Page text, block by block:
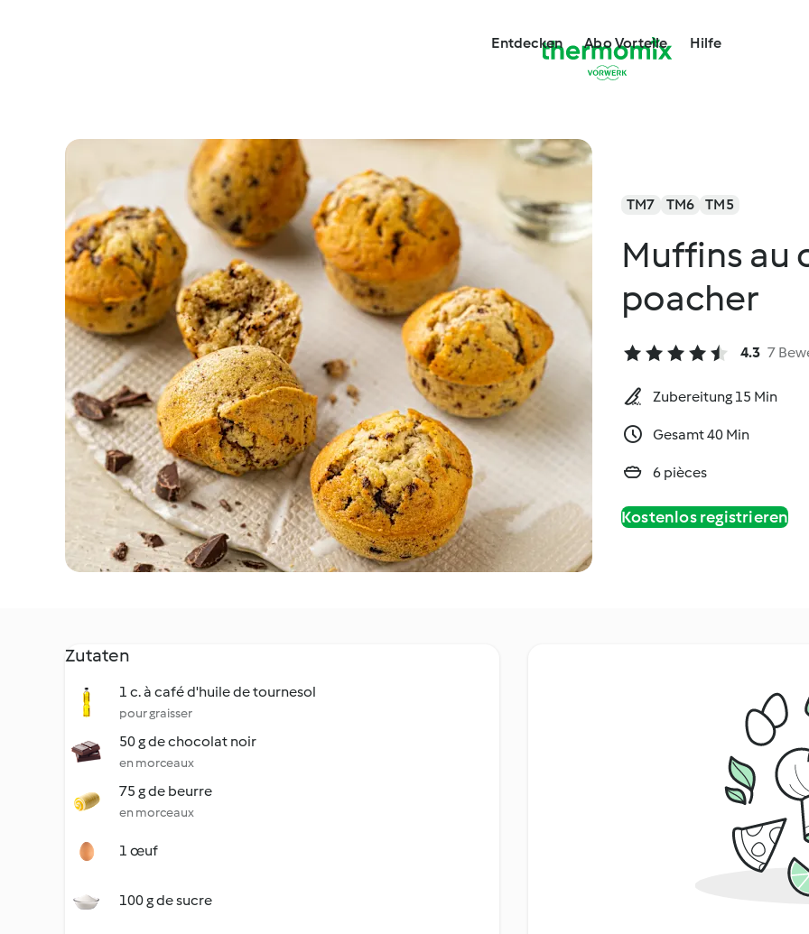
Entdecken Abo Vorteile Hilfe
TM7 TM6 TM5
Muffins au
poacher
4.3 7
Zubereitung 15 Min
Gesamt 40 Min
6 pièces
Kostenlos registrieren
Zutaten
1 c. à café d'huile de tournesol
pour graisser
50 g de chocolat noir
en morceaux
75 g de beurre
en morceaux
1 œuf
100 g de sucre